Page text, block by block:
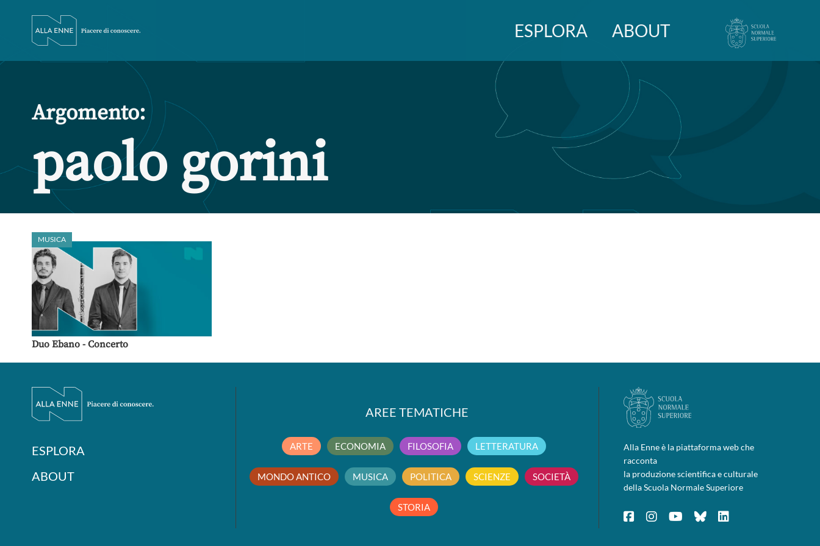
ESPLORA ABOUT
Argomento:
paolo gorini
MUSICA
Duo Ebano - Concerto
ESPLORA
ABOUT
AREE TEMATICHE
ARTE ECONOMIA FILOSOFIA LETTERATURA
MONDO ANTICO MUSICA POLITICA SCIENZE SOCIETÀ
STORIA
Alla Enne è la piattaforma web che
racconta
la produzione scientifica e culturale
della Scuola Normale Superiore